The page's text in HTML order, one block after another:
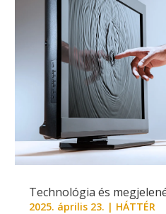
Technológia és
2025. április 23. | HÁTTÉR